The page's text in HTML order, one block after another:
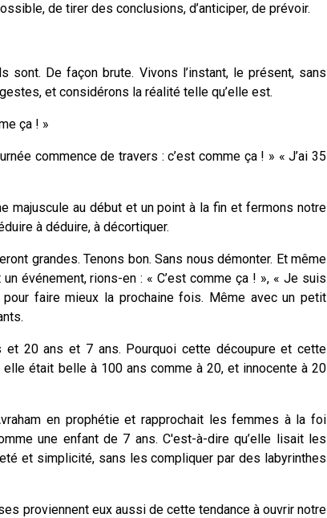
de tirer des conclusions, d’anticiper, de prévoir.
De façon brute. Vivons l’instant, le présent, sans
et considérons la réalité telle qu’elle est.
ça ! »
commence de travers : c’est comme ça ! » « J’ai 35
majuscule au début et un point à la fin et fermons notre
à déduire, à décortiquer.
grandes. Tenons bon. Sans nous démonter. Et même
événement, rions-en : « C’est comme ça ! », « Je suis
faire mieux la prochaine fois. Même avec un petit
et 20 ans et 7 ans. Pourquoi cette découpure et cette
était belle à 100 ans comme à 20, et innocente à 20
en prophétie et rapprochait les femmes à la foi
une enfant de 7 ans. C'est-à-dire qu’elle lisait les
et simplicité, sans les compliquer par des labyrinthes
proviennent eux aussi de cette tendance à ouvrir notre